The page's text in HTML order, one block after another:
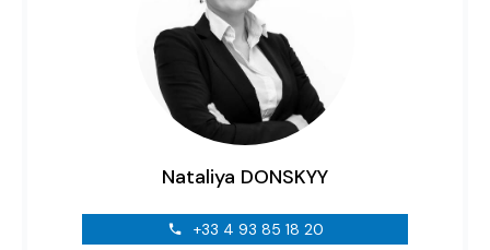
Nataliya DONSKYY
+33 4 93 85 18 20